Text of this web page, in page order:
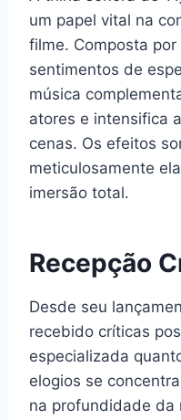
um papel vital na
filme. Composta
sentimentos de
música
atores e intensifica
cenas. Os efeitos
meticulosamente
imersão total.
Recepção
Desde seu
recebido críticas
especializada
elogios se
na profundidade da